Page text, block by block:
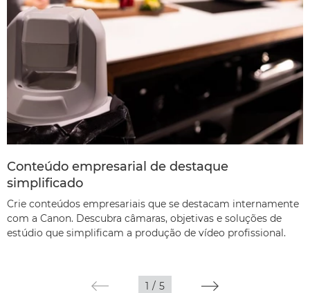
Conteúdo empresarial de destaque
simplificado
Crie conteúdos empresariais que se destacam internamente
com a Canon. Descubra câmaras, objetivas e soluções de
estúdio que simplificam a produção de vídeo profissional.
1 / 5